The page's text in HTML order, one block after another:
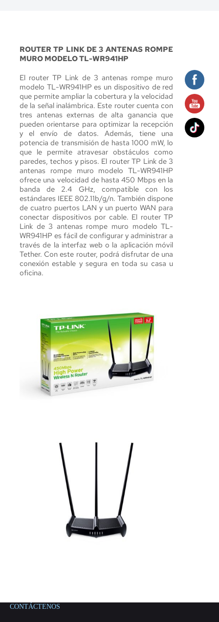
ROUTER TP LINK DE 3 ANTENAS ROMPE
MURO MODELO TL-WR941HP
El router TP Link de 3 antenas rompe muro
modelo TL-WR941HP es un dispositivo de red
que permite ampliar la cobertura y la velocidad
de la señal inalámbrica. Este router cuenta con
tres antenas externas de alta ganancia que
pueden orientarse para optimizar la recepción
y el envío de datos. Además, tiene una
potencia de transmisión de hasta 1000 mW, lo
que le permite atravesar obstáculos como
paredes, techos y pisos. El router TP Link de 3
antenas rompe muro modelo TL-WR941HP
ofrece una velocidad de hasta 450 Mbps en la
banda de 2.4 GHz, compatible con los
estándares IEEE 802.11b/g/n. También dispone
de cuatro puertos LAN y un puerto WAN para
conectar dispositivos por cable. El router TP
Link de 3 antenas rompe muro modelo TL-
WR941HP es fácil de configurar y administrar a
través de la interfaz web o la aplicación móvil
Tether. Con este router, podrá disfrutar de una
conexión estable y segura en toda su casa u
oficina.
CONTÁCTENOS